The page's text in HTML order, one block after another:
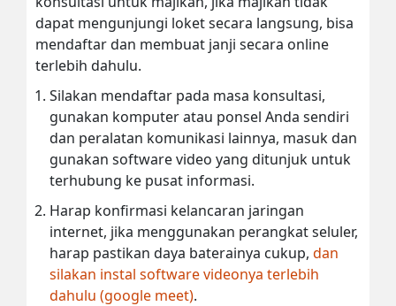
dapat mengunjungi loket secara langsung, bisa
mendaftar dan membuat janji secara online
terlebih dahulu.
Silakan mendaftar pada masa konsultasi,
gunakan komputer atau ponsel Anda sendiri
dan peralatan komunikasi lainnya, masuk dan
gunakan software video yang ditunjuk untuk
terhubung ke pusat informasi.
Harap konfirmasi kelancaran jaringan
internet, jika menggunakan perangkat seluler,
harap pastikan daya baterainya cukup, dan
silakan instal software videonya terlebih
dahulu (google meet).